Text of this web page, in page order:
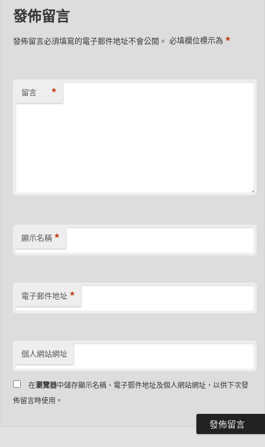
發佈留言
*
*
*